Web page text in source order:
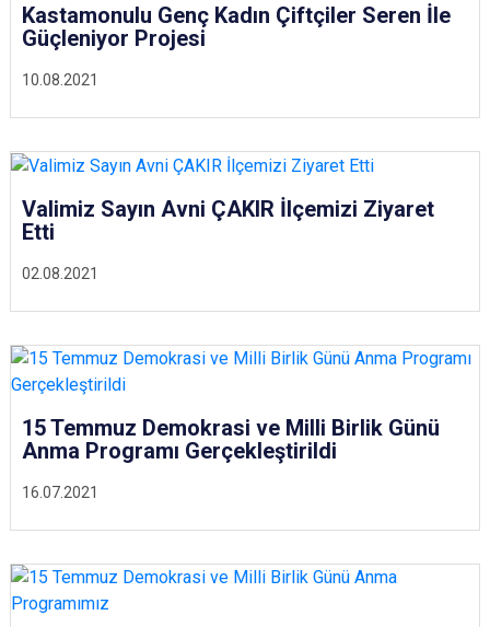
10.08.2021
Kastamonulu Genç Kadın Çiftçiler Seren İle
Güçleniyor Projesi
02.08.2021
Valimiz Sayın Avni ÇAKIR İlçemizi Ziyaret
Etti
16.07.2021
15 Temmuz Demokrasi ve Milli Birlik Günü
Anma Programı Gerçekleştirildi